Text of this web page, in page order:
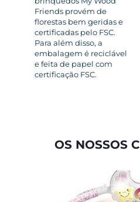
Friends provém de
florestas bem geridas e
certificadas pelo FSC.
Para além disso, a
embalagem é reciclável
e feita de papel com
certificação FSC.
OS NOSSOS